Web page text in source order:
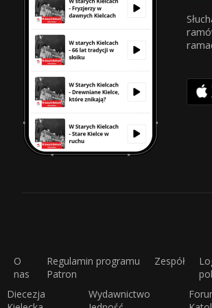
O
nas
Regulamin programu
Patron
Zespół
Diecezja
Wydawnictwo